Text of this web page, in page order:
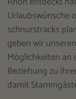
Urlaubswünsche
schnurstracks
geben wir
Möglichkeiten an
Beziehung zu
damit